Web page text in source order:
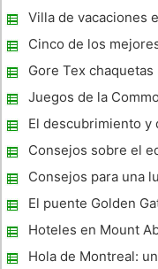
en crucero
Villa de vacaciones
Calahonda, Costa
Cinco de los
Gore Tex
condiciones
Juegos de la
Horizons
El descubrimiento y
Toscana ...
Consejos sobre el
Medidas de
Consejos para una
la playa
El puente Golden
Hoteles en Mount
agradable!
Hola de Montreal: